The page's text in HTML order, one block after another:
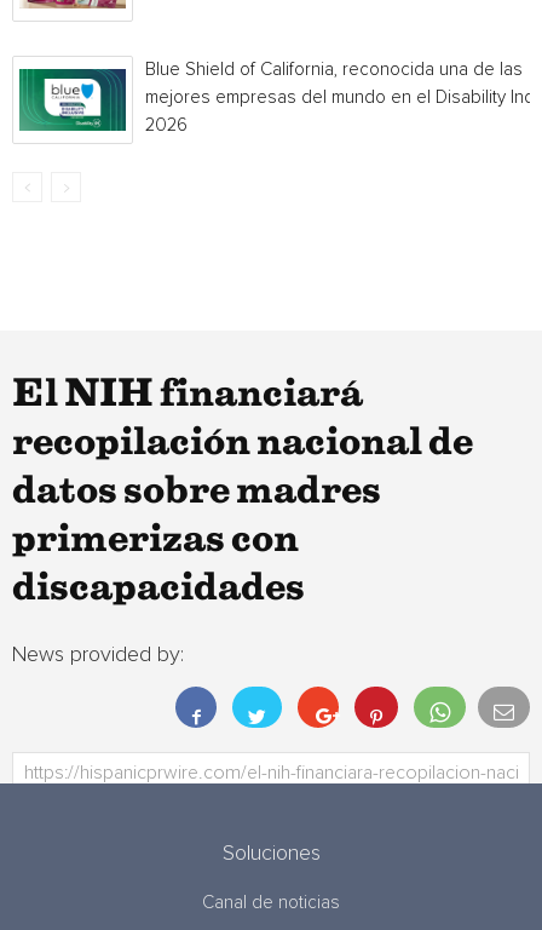
Blue Shield of California, reconocida una de las
mejores empresas del mundo en el Disability
2026
El NIH financiará
recopilación nacional de
datos sobre madres
primerizas con
discapacidades
News provided by:
Soluciones
Canal de noticias